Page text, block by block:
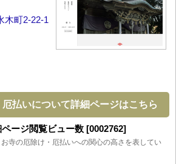
木町2-22-1
払いについて詳細ページはこちら
ージ閲覧ビュー数 [0002762]
寺の厄除け・厄払いへの関心の高さを表してい